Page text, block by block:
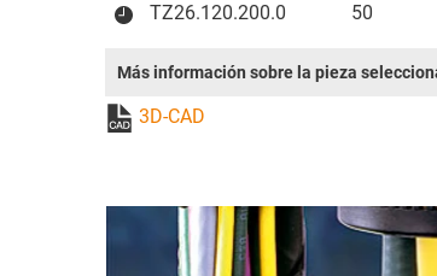
TZ26.120.200.0 50
Más información sobre la pieza
3D-CAD